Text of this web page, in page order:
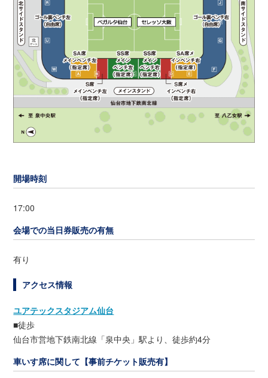
開場時刻
17:00
会場での当日券販売の有無
有り
アクセス情報
ユアテックスタジアム仙台
■徒歩
仙台市営地下鉄南北線「泉中央」駅より、徒歩約4分
車いす席に関して【事前チケット販売有】